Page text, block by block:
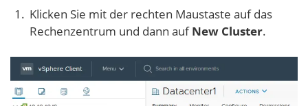
Klicken Sie mit der rechten Maustaste auf das
Rechenzentrum und dann aufNew Cluster.